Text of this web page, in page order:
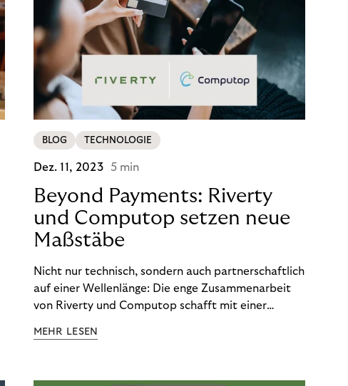
BLOG TECHNOLOGIE
Dez. 11, 2023 5 min
Beyond Payments: Riverty
und Computop setzen neue
Maßstäbe
Nicht nur technisch, sondern auch partnerschaftlich
auf einer Wellenlänge: Die enge Zusammenarbeit
von Riverty und Computop schafft mit einer
Zahlungsabwicklung echte Mehrwerte für Händler.
MEHR LESEN